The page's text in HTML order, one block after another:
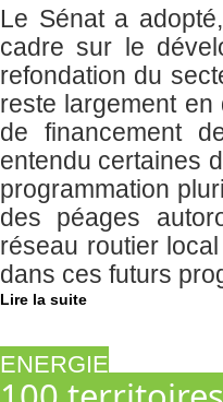
Le Sénat a
cadre sur le
refondation du
reste largement
de financement
entendu certaines
programmation
des péages
réseau routier
dans ces futurs
Lire la suite
ENERGIE